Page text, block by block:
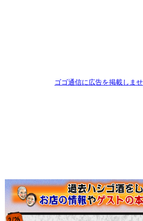
ゴゴ通信に広告を掲載しま